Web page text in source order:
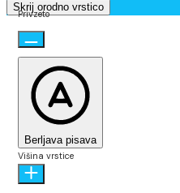
Skrij orodno vrstico
Privzeto
Berljava pisava
Višina vrstice